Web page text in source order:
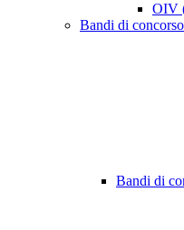
OIV
Bandi di concorso
Bandi di